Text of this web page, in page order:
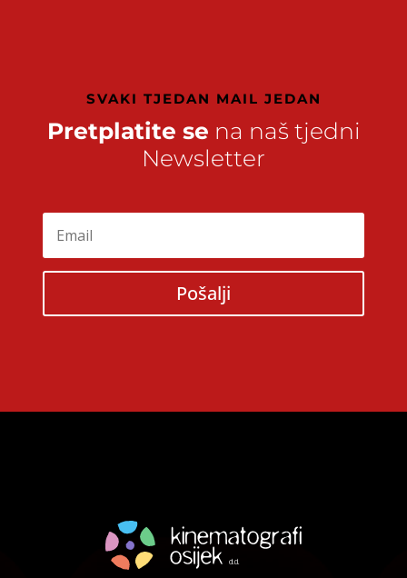
SVAKI TJEDAN MAIL JEDAN
Pretplatite se na naš tjedni
Newsletter
Pošalji